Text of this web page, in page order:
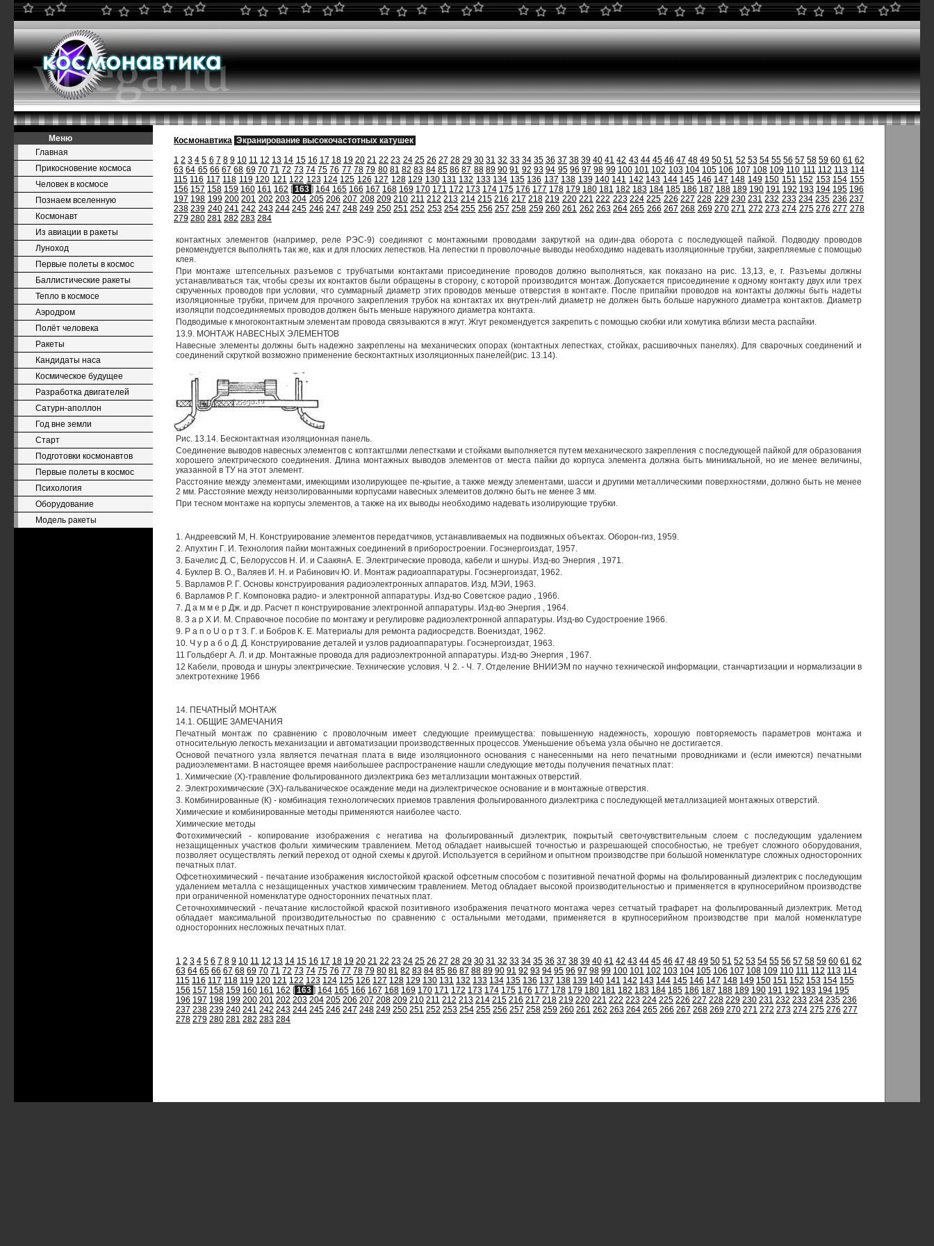
Меню
Главная
Прикосновение космоса
Человек в космосе
Познаем вселенную
Космонавт
Из авиации в ракеты
Луноход
Первые полеты в космос
Баллистические ракеты
Тепло в космосе
Аэродром
Полёт человека
Ракеты
Кандидаты наса
Космическое будущее
Разработка двигателей
Сатурн-аполлон
Год вне земли
Старт
Подготовки космонавтов
Первые полеты в космос
Психология
Оборудование
Модель ракеты
Космонавтика Экранирование высокочастотных катушек
1 2 3 4 5 6 7 8 9 10 11 12 13 14 15 16 17 18 19 20 21 22 23 24 25 26 27 28 29 30 31 32 33 34 35 36 37 38 39 40 41 42 43 44 45 46 47 48 49 50 51 52 53 54 55 56 57 58 59 60 61 62
63 64 65 66 67 68 69 70 71 72 73 74 75 76 77 78 79 80 81 82 83 84 85 86 87 88 89 90 91 92 93 94 95 96 97 98 99 100 101 102 103 104 105 106 107 108 109 110 111 112 113 114
115 116 117 118 119 120 121 122 123 124 125 126 127 128 129 130 131 132 133 134 135 136 137 138 139 140 141 142 143 144 145 146 147 148 149 150 151 152 153 154 155
156 157 158 159 160 161 162 [ 163 ] 164 165 166 167 168 169 170 171 172 173 174 175 176 177 178 179 180 181 182 183 184 185 186 187 188 189 190 191 192 193 194 195 196
197 198 199 200 201 202 203 204 205 206 207 208 209 210 211 212 213 214 215 216 217 218 219 220 221 222 223 224 225 226 227 228 229 230 231 232 233 234 235 236 237
238 239 240 241 242 243 244 245 246 247 248 249 250 251 252 253 254 255 256 257 258 259 260 261 262 263 264 265 266 267 268 269 270 271 272 273 274 275 276 277 278
279 280 281 282 283 284
контактных элементов (например, реле РЭС-9) соединяют с монтажными проводами закруткой на один-два оборота с последующей пайкой. Подводку проводов
рекомендуется выполнять так же, как и для плоских лепестков. На лепестки п проволочные выводы необходимо надевать изоляционные трубки, закрепляемые с помощью
клея.
При монтаже штепсельных разъемов с трубчатыми контактами присоединение проводов должно выполняться, как показано на рис. 13,13, е, г. Разъемы должны
устанавливаться так, чтобы срезы их контактов были обращены в сторону, с которой производится монтаж. Допускается присоединение к одному контакту двух или трех
скрученных проводов при условии, что суммарный диаметр этих проводов меньше отверстия в контакте. После припайки проводов на контакты должны быть надеты
изоляционные трубки, причем для прочного закрепления трубок на контактах их внутрен-лий диаметр не должен быть больше наружного диаметра контактов. Диаметр
изоляцпи подсоединяемых проводов должен быть меньше наружного диаметра контакта.
Подводимые к многоконтактным элементам провода связываются в жгут. Жгут рекомендуется закрепить с помощью скобки или хомутика вблизи места распайки.
13.9. МОНТАЖ НАВЕСНЫХ ЭЛЕМЕНТОВ
Навесные элементы должны быть надежно закреплены на механических опорах (контактных лепестках, стойках, расшивочных панелях). Для сварочных соединений и
соединений скруткой возможно применение бесконтактных изоляционных панелей(рис. 13.14).
Рис. 13.14. Бесконтактная изоляционная панель.
Соединение выводов навесных элементов с коптактшлми лепестками и стойками выполняется путем механического закрепления с последующей пайкой для образования
хорошего электрического соединения. Длина монтажных выводов элементов от места пайки до корпуса элемента должна быть минимальной, но ие менее величины,
указанной в ТУ на этот элемент.
Расстояние между элементами, имеющими изолирующее пе-крытие, а также между элементами, шасси и другими металлическими поверхностями, должно быть не менее
2 мм. Расстояние между неизолированными корпусами навесных элемеитов должно быть не менее 3 мм.
При тесном монтаже на корпусы элементов, а также на их выводы необходимо надевать изолирующие трубки.
1. Андреевский М, Н. Конструирование элементов передатчиков, устанавливаемых на подвижных объектах. Оборон-гиз, 1959.
2. Апухтин Г. И. Технология пайки монтажных соединений в приборостроении. Госэнергоиздат, 1957.
3. Бачелис Д. С, Белоруссов Н. И. и СаакянА. Е. Электрические провода, кабели и шнуры. Изд-во Энергия , 1971.
4. Буклер В. О., Валяев И. Н. и Рабинович Ю. И. Монтаж радиоаппаратуры. Госэнергоиздат, 1962.
5. Варламов Р. Г. Основы конструирования радиоэлектронных аппаратов. Изд. МЭИ, 1963.
6. Варламов Р. Г. Компоновка радио- и электронной аппаратуры. Изд-во Советское радио , 1966.
7. Д а м м е р Дж. и др. Расчет п конструирование электронной аппаратуры. Изд-во Энергия , 1964.
8. 3 а р X И. М. Справочное пособие по монтажу и регулировке радиоэлектронной аппаратуры. Изд-во Судостроение 1966.
9. Р а п о U о р т 3. Г. и Бобров К. Е. Материалы для ремонта радиосредств. Воениздат, 1962.
10. Ч у р а б о Д. Д. Конструирование деталей и узлов радиоаппаратуры. Госэнергоиздат, 1963.
11 Гольдберг А. Л. и др. Монтажные провода для радиоэлектронной аппаратуры. Изд-во Энергия , 1967.
12 Кабели, провода и шнуры электрические. Технические условия. Ч 2. - Ч. 7. Отделение ВНИИЭМ по научно технической информации, станчартизации и нормализации в
электротехнике 1966
14. ПЕЧАТНЫЙ МОНТАЖ
14.1. ОБЩИЕ ЗАМЕЧАНИЯ
Печатный монтаж по сравнению с проволочным имеет следующие преимущества: повышенную надежность, хорошую повторяемость параметров монтажа и
относительную легкость механизации и автоматизации производственных процессов. Уменьшение объема узла обычно не достигается.
Основой печатного узла является печатная плата в виде изоляционного основания с нанесенными на него печатными проводниками и (если имеются) печатными
радиоэлементами. В настоящее время наибольшее распространение нашли следующие методы получения печатных плат:
1. Химические (X)-травление фольгированного диэлектрика без металлизации монтажных отверстий.
2. Электрохимические (ЭХ)-гальваническое осаждение меди на диэлектрическое основание и в монтажные отверстия.
3. Комбинированные (К) - комбинация технологических приемов травления фольгированного диэлектрика с последующей металлизацией монтажных отверстий.
Химические и комбинированные методы применяются наиболее часто.
Химические методы
Фотохимический - копирование изображения с негатива на фольгированный диэлектрик, покрытый светочувствительным слоем с последующим удалением
незащищенных участков фольги химическим травлением. Метод обладает наивысшей точностью и разрешающей способностью, не требует сложного оборудования,
позволяет осуществлять легкий переход от одной схемы к другой. Используется в серийном и опытном производстве при большой номенклатуре сложных односторонних
печатных плат.
Офсетнохимический - печатание изображения кислостойкой краской офсетным способом с позитивной печатной формы на фольгированный диэлектрик с последующим
удалением металла с незащищенных участков химическим травлением. Метод обладает высокой производительностью и применяется в крупносерийном производстве
при ограниченной номенклатуре односторонних печатных плат.
Сеточнохимический - печатание кислостойкой краской позитивного изображения печатного монтажа через сетчатый трафарет на фольгированный диэлектрик. Метод
обладает максимальной производительностью по сравнению с остальными методами, применяется в крупносерийном производстве при малой номенклатуре
односторонних несложных печатных плат.
1 2 3 4 5 6 7 8 9 10 11 12 13 14 15 16 17 18 19 20 21 22 23 24 25 26 27 28 29 30 31 32 33 34 35 36 37 38 39 40 41 42 43 44 45 46 47 48 49 50 51 52 53 54 55 56 57 58 59 60 61 62
63 64 65 66 67 68 69 70 71 72 73 74 75 76 77 78 79 80 81 82 83 84 85 86 87 88 89 90 91 92 93 94 95 96 97 98 99 100 101 102 103 104 105 106 107 108 109 110 111 112 113 114
115 116 117 118 119 120 121 122 123 124 125 126 127 128 129 130 131 132 133 134 135 136 137 138 139 140 141 142 143 144 145 146 147 148 149 150 151 152 153 154 155
156 157 158 159 160 161 162 [ 163 ] 164 165 166 167 168 169 170 171 172 173 174 175 176 177 178 179 180 181 182 183 184 185 186 187 188 189 190 191 192 193 194 195
196 197 198 199 200 201 202 203 204 205 206 207 208 209 210 211 212 213 214 215 216 217 218 219 220 221 222 223 224 225 226 227 228 229 230 231 232 233 234 235 236
237 238 239 240 241 242 243 244 245 246 247 248 249 250 251 252 253 254 255 256 257 258 259 260 261 262 263 264 265 266 267 268 269 270 271 272 273 274 275 276 277
278 279 280 281 282 283 284